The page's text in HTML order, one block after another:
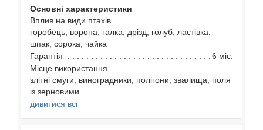
Основні характеристики
Вплив на види птахів
горобець, ворона, галка, дрізд, голуб, ластівка,
шпак, сорока, чайка
Гарантія
6 міс.
Місце використання
злітні смуги, виноградники, полігони, звалища, поля
із зерновими
дивитися всі